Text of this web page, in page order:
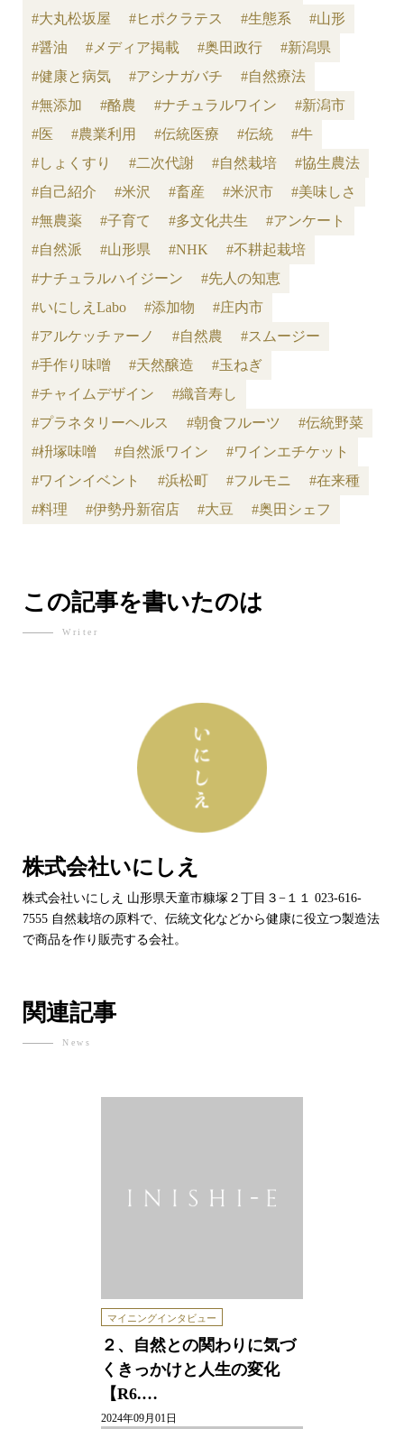
#大丸松坂屋 #ヒポクラテス #生態系
#山形
#醤油
#メディア掲載 #奥田政行
#新潟県
#健康と病気
#アシナガバチ
#自然療法
#無添加
#酪農 #ナチュラルワイン
#新潟市
#医
#農業利用 #伝統医療 #伝統
#牛
#しょくすり
#二次代謝 #自然栽培
#協生農法
#自己紹介
#米沢 #畜産 #米沢市
#美味しさ
#無農薬
#子育て #多文化共生
#アンケート
#自然派
#山形県 #NHK
#不耕起栽培
#ナチュラルハイジーン
#先人の知恵
#いにしえLabo
#添加物
#庄内市
#アルケッチァーノ
#自然農
#スムージー
#手作り味噌
#天然醸造
#玉ねぎ
#チャイムデザイン
#織音寿し
#プラネタリーヘルス
#朝食フルーツ
#伝統野菜
#枡塚味噌
#自然派ワイン
#ワインエチケット
#ワインイベント
#浜松町 #フルモニ
#在来種
#料理
#伊勢丹新宿店 #大豆 #奥田シェフ
この記事を書いたのは
Writer
株式会社いにしえ
株式会社いにしえ 山形県天童市糠塚２丁目３−１１ 023-616-
7555 自然栽培の原料で、伝統文化などから健康に役立つ製造法
で商品を作り販売する会社。
関連記事
News
マイニングインタビュー
２、自然との関わりに気づ
くきっかけと人生の変化
【R6.…
2024年09月01日